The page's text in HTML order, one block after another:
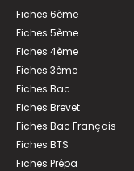
Fiches 6ème
Fiches 5ème
Fiches 4ème
Fiches 3ème
Fiches Bac
Fiches Brevet
Fiches Bac Français
Fiches BTS
Fiches Prépa